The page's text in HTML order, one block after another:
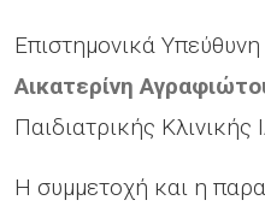
Επιστημονικά
Αικατερίνη
Παιδιατρικής
Η συμμετοχή και η